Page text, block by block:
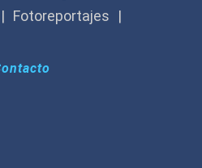
Fotoreportajes